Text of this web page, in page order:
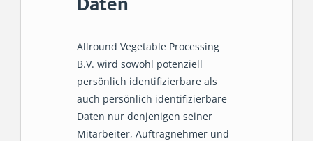
Allround Vegetable Processing
B.V. wird sowohl potenziell
persönlich identifizierbare als
auch persönlich identifizierbare
Daten nur denjenigen seiner
Mitarbeiter, Auftragnehmer und